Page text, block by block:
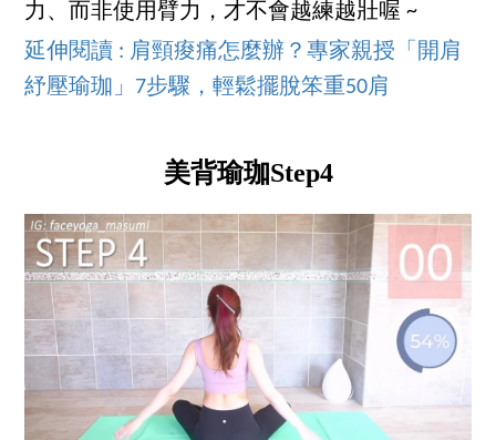
力、而非使用臂力，才不會越練越壯喔 ~
延伸閱讀 : 肩頸痠痛怎麼辦？專家親授「開肩
紓壓瑜珈」7步驟，輕鬆擺脫笨重50肩
美背瑜珈Step4